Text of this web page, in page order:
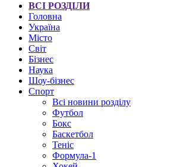
ВСІ РОЗДІЛИ
Головна
Україна
Місто
Світ
Бізнес
Наука
Шоу-бізнес
Спорт
Всі новини розділу
Футбол
Бокс
Баскетбол
Теніс
Формула-1